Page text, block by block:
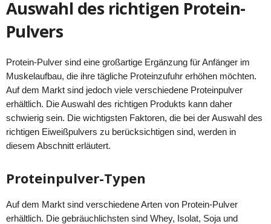
Auswahl des richtigen Protein-
Pulvers
Protein-Pulver sind eine großartige Ergänzung für Anfänger im
Muskelaufbau, die ihre tägliche Proteinzufuhr erhöhen möchten.
Auf dem Markt sind jedoch viele verschiedene Proteinpulver
erhältlich. Die Auswahl des richtigen Produkts kann daher
schwierig sein. Die wichtigsten Faktoren, die bei der Auswahl des
richtigen Eiweißpulvers zu berücksichtigen sind, werden in
diesem Abschnitt erläutert.
Proteinpulver-Typen
Auf dem Markt sind verschiedene Arten von Protein-Pulver
erhältlich. Die gebräuchlichsten sind Whey, Isolat, Soja und